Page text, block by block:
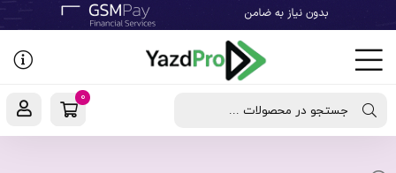
جستجو در محصولات ...
0